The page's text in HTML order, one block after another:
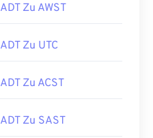
ADT Zu AWST
ADT Zu UTC
ADT Zu ACST
ADT Zu SAST